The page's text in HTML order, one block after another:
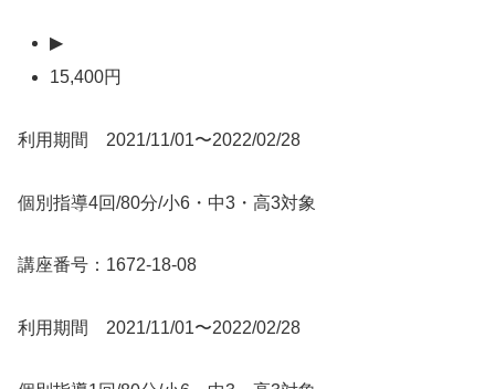
▶
15,400円
利用期間 2021/11/01〜2022/02/28
個別指導4回/80分/小6・中3・高3対象
講座番号：1672-18-08
利用期間 2021/11/01〜2022/02/28